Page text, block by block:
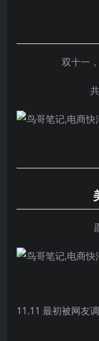
双十一
11.11 最初被网友